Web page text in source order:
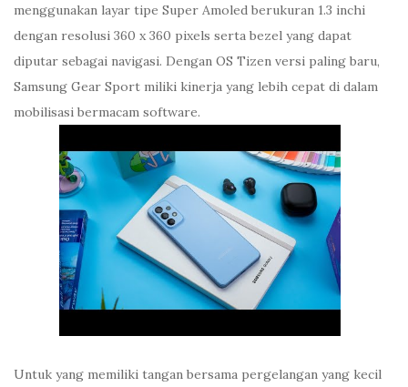
menggunakan layar tipe Super Amoled berukuran 1.3 inchi
dengan resolusi 360 x 360 pixels serta bezel yang dapat
diputar sebagai navigasi. Dengan OS Tizen versi paling baru,
Samsung Gear Sport miliki kinerja yang lebih cepat di dalam
mobilisasi bermacam software.
Untuk yang memiliki tangan bersama pergelangan yang kecil